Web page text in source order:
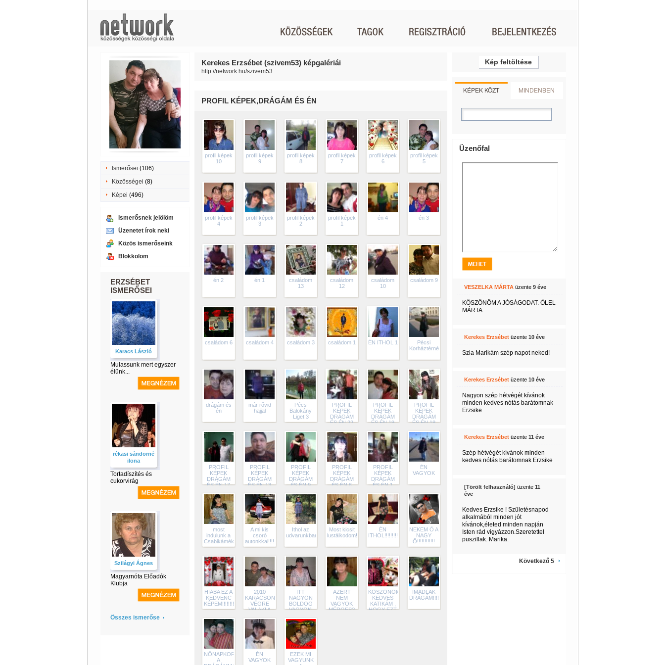
Ismerősei (106)
Közösségei (8)
Képei (496)
Ismerősnek jelölöm
Üzenetet írok neki
Közös ismerőseink
Blokkolom
ERZSÉBET
ISMERŐSEI
Karacs László
Mulassunk mert egyszer
élünk...
rékasi sándorné
ilona
Tortadíszítés és
cukorvirág
Szilágyi Ágnes
Magyarnóta Előadók
Klubja
Összes ismerőse
Kerekes Erzsébet (szivem53) képgalériái
http://network.hu/szivem53
PROFIL KÉPEK,DRÁGÁM ÉS ÉN
profil képek
10
profil képek
9
profil képek
8
profil képek
7
profil képek
6
profil képek
5
profil képek
4
profil képek
3
profil képek
2
profil képek
1
én 4 én 3
én 2 én 1
családom
13
családom
12
családom
10
családom 9
családom 6 családom 4 családom 3 családom 1 ÉN ITHOL 1
Pécsi
Korháztérnél
drágám és
én
már rővid
hajjal
Pécs
Balokány
Liget 3
PROFIL
KÉPEK
DRÁGÁM
ÉS ÉN 22
PROFIL
KÉPEK
DRÁGÁM
ÉS ÉN 19
PROFIL
KÉPEK
DRÁGÁM
ÉS ÉN 18
PROFIL
KÉPEK
DRÁGÁM
ÉS ÉN 17
PROFIL
KÉPEK
DRÁGÁM
ÉS ÉN 13
PROFIL
KÉPEK
DRÁGÁM
ÉS ÉN 9
PROFIL
KÉPEK
DRÁGÁM
ÉS ÉN 6
PROFIL
KÉPEK
DRÁGÁM
ÉS ÉN 1
ÉN
VAGYOK
most
indulunk a
Csabikámékhoz!
A mi kis
csoró
autonkkal!!!!!!!!!
Ithol az
udvarunkban!
Most kicsit
lustálkodom!
ÉN
ITHOL!!!!!!!!!!!
NEKEM Ő A
NAGY
Ő!!!!!!!!!!!!
HIÁBA EZ A
KEDVENC
KÉPEM!!!!!!!!
2010
KARÁCSONY
VÉGRE
VALAKI A
IS LE
FOTOZOTT!
ITT
NAGYON
BOLDOG
VAGYOK!
AZÉRT
NEM
VAGYOK
MÉRGES?
KÖSZÖNÖM
KEDVES
KATIKÁM ,
HOGY EZT
IMÁDLAK
DRÁGÁM!!!!!!!!!!!!
NŐNAPKOR
A
ÉN
VAGYOK
EZEK MI
VAGYUNK
Kép feltöltése
KÉPEK KÖZT MINDENBEN
Üzenőfal
VESZELKA MÁRTAüzente 9 éve
KÖSZÖNÖM A JÓSÁGODAT. ŐLEL
MÁRTA
Kerekes Erzsébetüzente 10 éve
Szia Marikám szép napot neked!
Kerekes Erzsébetüzente 10 éve
Nagyon szép hétvégét kívánok
minden kedves nótás barátomnak
Erzsike
Kerekes Erzsébetüzente 11 éve
Szép hétvégét kívánok minden
kedves nótás barátomnak Erzsike
[Törölt felhasználó] üzente 11
éve
Kedves Erzsike ! Születésnapod
alkalmából minden jót
kívánok,életed minden napján
Isten rád vigyázzon.Szeretettel
puszillak. Marika.
Következő 5